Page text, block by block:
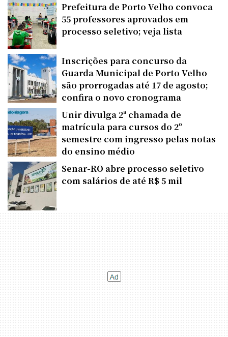
Prefeitura de Porto Velho convoca
55 professores aprovados em
processo seletivo; veja lista
Inscrições para concurso da
Guarda Municipal de Porto Velho
são prorrogadas até 17 de agosto;
confira o novo cronograma
Unir divulga 2ª chamada de
matrícula para cursos do 2º
semestre com ingresso pelas notas
do ensino médio
Senar-RO abre processo seletivo
com salários de até R$ 5 mil